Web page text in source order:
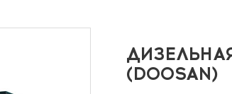
(DOOSAN)